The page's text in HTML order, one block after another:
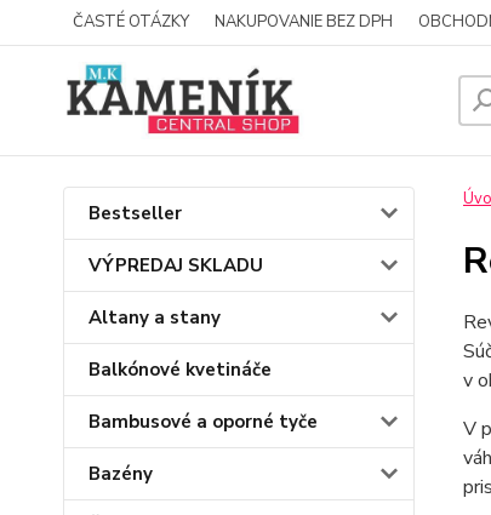
ČASTÉ OTÁZKY NAKUPOVANIE BEZ DPH
Bestseller
VÝPREDAJ SKLADU
Altany a stany
Balkónové kvetináče
Bambusové a oporné tyče
Bazény
v
V